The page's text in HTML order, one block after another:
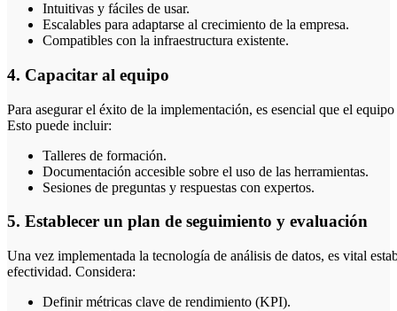
Intuitivas y fáciles de usar.
Escalables para adaptarse al crecimiento de la empresa.
Compatibles con la infraestructura existente.
4. Capacitar al equipo
Para asegurar el éxito de la implementación, es esencial que el
Esto puede incluir:
Talleres de formación.
Documentación accesible sobre el uso de las herramientas.
Sesiones de preguntas y respuestas con expertos.
5. Establecer un plan de seguimiento y evaluación
Una vez implementada la tecnología de análisis de datos, es vital
efectividad. Considera:
Definir métricas clave de rendimiento (KPI).